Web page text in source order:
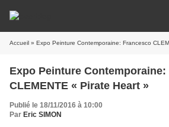
Accueil » Expo Peinture Contemporaine: Francesco
Expo Peinture
CLEMENTE « Pirate Heart »
Publié le 18/11/2016 à 10:00
Par Eric SIMON